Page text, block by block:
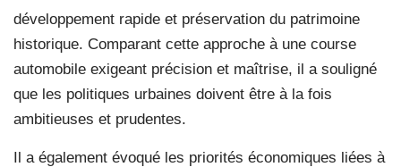
développement rapide et préservation du patrimoine
historique. Comparant cette approche à une course
automobile exigeant précision et maîtrise, il a souligné
que les politiques urbaines doivent être à la fois
ambitieuses et prudentes.
Il a également évoqué les priorités économiques liées à